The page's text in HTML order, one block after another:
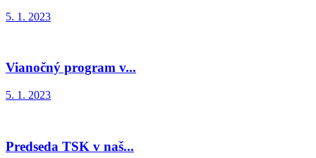
5. 1. 2023
Vianočný program v...
5. 1. 2023
Predseda TSK v naš...